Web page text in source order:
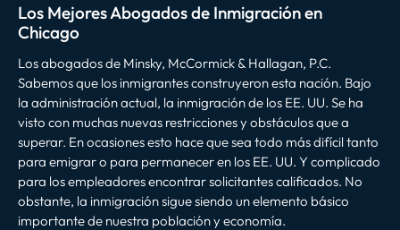
Los Mejores Abogados de Inmigración en
Chicago
Los abogados de Minsky, McCormick & Hallagan, P.C.
Sabemos que los inmigrantes construyeron esta nación. Bajo
la administración actual, la inmigración de los EE. UU. Se ha
visto con muchas nuevas restricciones y obstáculos que a
superar. En ocasiones esto hace que sea todo más difícil tanto
para emigrar o para permanecer en los EE. UU. Y complicado
para los empleadores encontrar solicitantes calificados. No
obstante, la inmigración sigue siendo un elemento básico
importante de nuestra población y economía.